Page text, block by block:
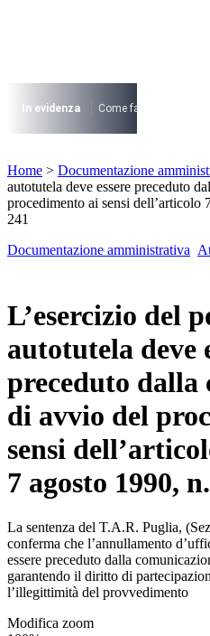
I più cercati
Lorem ipsum dolor sit amet
Lorem ipsum dolor sit amet
In evidenza Come fare per …
Lorem ipsum dolor sit amet
Home > Documentazione
autotutela deve essere preceduto
procedimento ai sensi dell’articolo
241
Documentazione amministrativa
L’esercizio del
autotutela deve
preceduto dalla
di avvio del
sensi
7 agosto 1990,
La sentenza del T.A.R. Puglia,
conferma che l’annullamento
essere preceduto dalla
garantendo il diritto di
l’illegittimità del provvedimento
Modifica zoom